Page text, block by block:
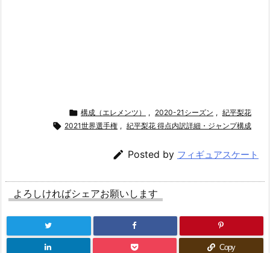
 構成（エレメンツ） , 2020-21シーズン , 紀平梨花
 2021世界選手権 , 紀平梨花 得点内訳詳細・ジャンプ構成
 Posted by フィギュアスケート
よろしければシェアお願いします
Copy